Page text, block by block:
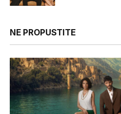
NE PROPUSTITE